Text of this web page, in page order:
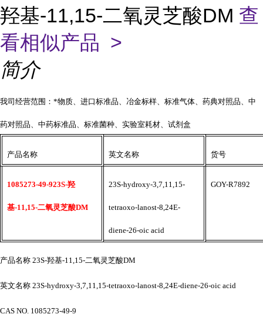
羟基-11,15-二氧灵芝酸DM 查
看相似产品 >
简介
我司经营范围：*物质、进口标准品、冶金标样、标准气体、药典对照品、中
药对照品、中药标准品、标准菌种、实验室耗材、试剂盒
产品名称 英文名称 货号
1085273-49-923S-羟
基-11,15-二氧灵芝酸DM
23S-hydroxy-3,7,11,15-
tetraoxo-lanost-8,24E-
diene-26-oic acid
GOY-R7892
产品名称 23S-羟基-11,15-二氧灵芝酸DM
英文名称 23S-hydroxy-3,7,11,15-tetraoxo-lanost-8,24E-diene-26-oic acid
CAS NO. 1085273-49-9